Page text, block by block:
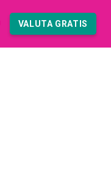
VALUTA GRATIS